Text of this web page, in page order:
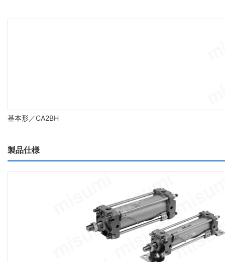
基本形／CA2BH
製品仕様